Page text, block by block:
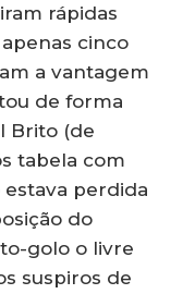
rápidas
cinco
a vantagem
de forma
Brito (de
tabela com
estava perdida
do
golo o livre
suspiros de